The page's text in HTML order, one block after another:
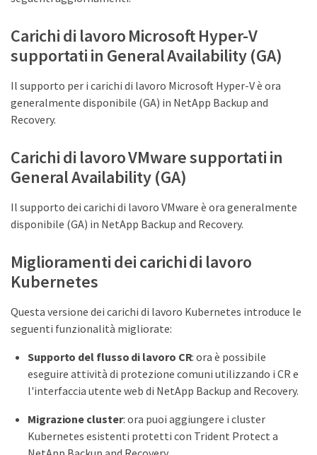
Carichi di lavoro Microsoft Hyper-V
supportati in General Availability (GA)
Il supporto per i carichi di lavoro Microsoft Hyper-V è ora
generalmente disponibile (GA) in NetApp Backup and
Recovery.
Carichi di lavoro VMware supportati in
General Availability (GA)
Il supporto dei carichi di lavoro VMware è ora generalmente
disponibile (GA) in NetApp Backup and Recovery.
Miglioramenti dei carichi di lavoro
Kubernetes
Questa versione dei carichi di lavoro Kubernetes introduce le
seguenti funzionalità migliorate:
Supporto del flusso di lavoro CR: ora è possibile
eseguire attività di protezione comuni utilizzando i CR e
l'interfaccia utente web di NetApp Backup and Recovery.
Migrazione cluster: ora puoi aggiungere i cluster
Kubernetes esistenti protetti con Trident Protect a